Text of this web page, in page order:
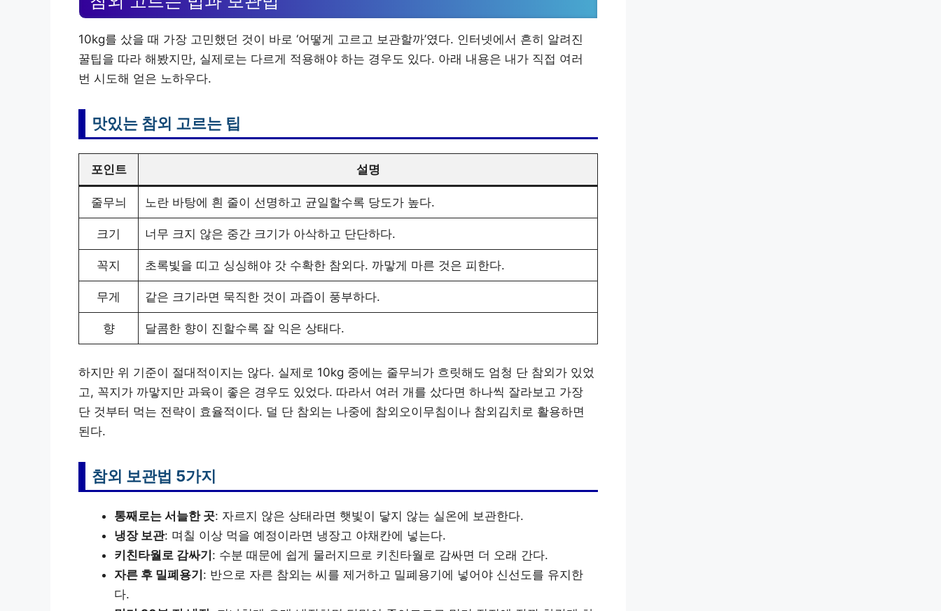
10kg를 샀을 때 가장 고민했던 것이 바로 ‘어떻게 고르고 보관할까’였다. 인터넷에서 흔히 알려진
꿀팁을 따라 해봤지만, 실제로는 다르게 적용해야 하는 경우도 있다. 아래 내용은 내가 직접 여러
번 시도해 얻은 노하우다.
맛있는 참외 고르는 팁
포인트 설명
줄무늬 노란 바탕에 흰 줄이 선명하고 균일할수록 당도가 높다.
크기 너무 크지 않은 중간 크기가 아삭하고 단단하다.
꼭지 초록빛을 띠고 싱싱해야 갓 수확한 참외다. 까맣게 마른 것은 피한다.
무게 같은 크기라면 묵직한 것이 과즙이 풍부하다.
향 달콤한 향이 진할수록 잘 익은 상태다.
하지만 위 기준이 절대적이지는 않다. 실제로 10kg 중에는 줄무늬가 흐릿해도 엄청 단 참외가 있었
고, 꼭지가 까맣지만 과육이 좋은 경우도 있었다. 따라서 여러 개를 샀다면 하나씩 잘라보고 가장
단 것부터 먹는 전략이 효율적이다. 덜 단 참외는 나중에 참외오이무침이나 참외김치로 활용하면
된다.
참외 보관법 5가지
통째로는 서늘한 곳: 자르지 않은 상태라면 햇빛이 닿지 않는 실온에 보관한다.
냉장 보관: 며칠 이상 먹을 예정이라면 냉장고 야채칸에 넣는다.
키친타월로 감싸기: 수분 때문에 쉽게 물러지므로 키친타월로 감싸면 더 오래 간다.
자른 후 밀폐용기: 반으로 자른 참외는 씨를 제거하고 밀폐용기에 넣어야 신선도를 유지한
다.